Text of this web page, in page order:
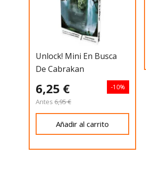
Unlock! Mini En Busca
De Cabrakan
6,25 €
Antes 6,95 €
-10%
Añadir al carrito